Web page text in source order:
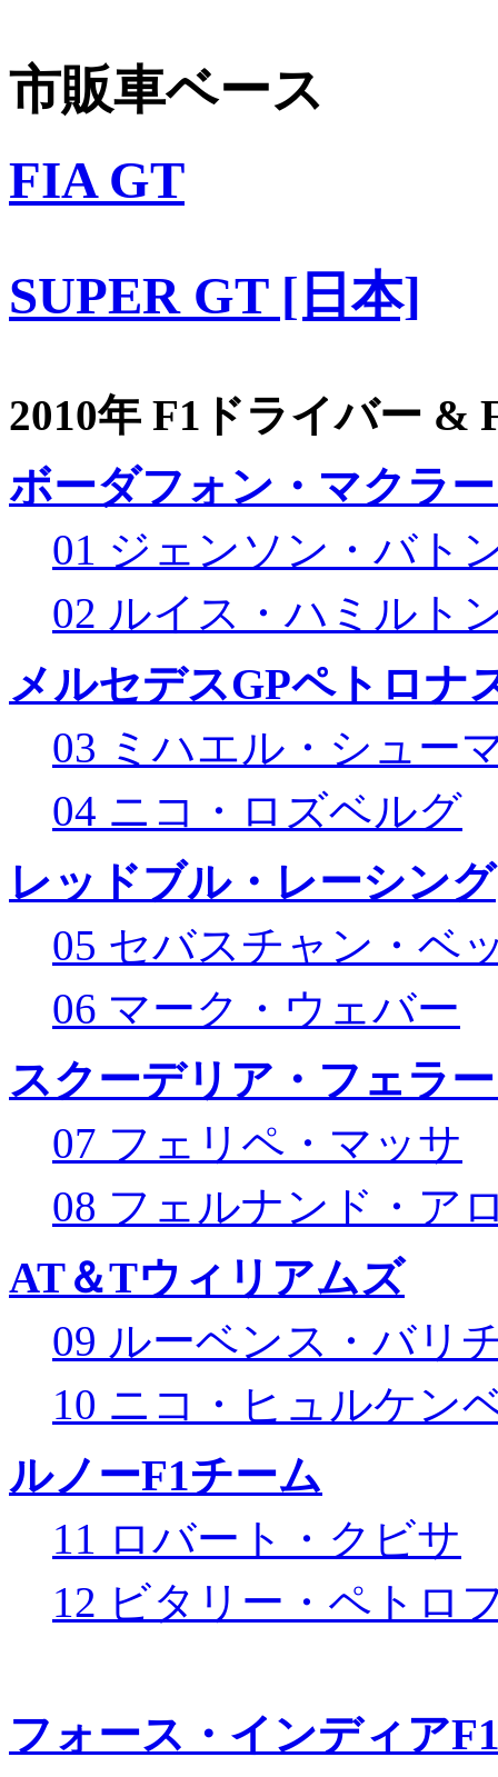
市販車ベース
FIA GT
SUPER GT [日本]
2010年 F1ドライバー &
ボーダフォン・マクラ
01 ジェンソン・バト
02 ルイス・ハミルト
メルセデスGPペトロナ
03 ミハエル・シュー
04 ニコ・ロズベルグ
レッドブル・レーシング
05 セバスチャン・ベ
06 マーク・ウェバー
スクーデリア・フェラ
07 フェリペ・マッサ
08 フェルナンド・ア
AT＆Tウィリアムズ
09 ルーベンス・バリ
10 ニコ・ヒュルケン
ルノーF1チーム
11 ロバート・クビサ
12 ビタリー・ペトロ
フォース・インディア